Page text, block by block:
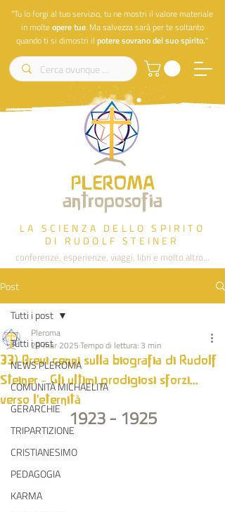
"Tu lo forgi al tuo servizio, tu ne mostri il valore materiale
in molteoperetue. Ma salvezza sarà per te soltanto
quando ti si dimostri il potere sovrano del suo spirito."
PLEROMA
antroposofia
LA SCIENZA DELLO SPIRITO
DI RUDOLF STEINER
conferenze, esperienze, viaggi, libri e molto altro...
Post
Tutti i post
NEWS PLEROMA
COMUNITÀ MICHAELITA
GERARCHIE
TRIPARTIZIONE
CRISTIANESIMO
PEDAGOGIA
KARMA
Tutti i post
33) Brevi cenni sulla biografia di Rudolf
Steiner - Gli ultimi prodigiosi sforzi...
verso l'eternità
Pleroma
29 mar 2025Tempo di lettura: 3 min
1923 - 1925